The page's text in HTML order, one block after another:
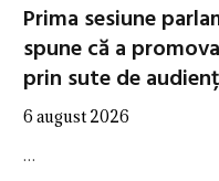
Prima sesiune
spune că a
prin sute de
6 august 2026
…